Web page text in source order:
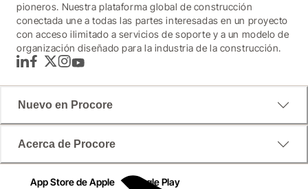
pioneros. Nuestra plataforma global de construcción
conectada une a todas las partes interesadas en un proyecto
con acceso ilimitado a servicios de soporte y a un modelo de
organización diseñado para la industria de la construcción.
LinkedInFacebook
TwitterInstagram
YouTube
Nuevo en Procore
Acerca de Procore
App Store de Apple Google Play